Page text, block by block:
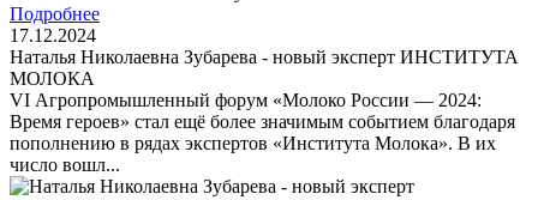
Подробнее
17.12.2024
Наталья Николаевна Зубарева - новый эксперт ИНСТИТУТА
МОЛОКА
VI Агропромышленный форум «Молоко России — 2024:
Время героев» стал ещё более значимым событием благодаря
пополнению в рядах экспертов «Института Молока». В их
число вошл...